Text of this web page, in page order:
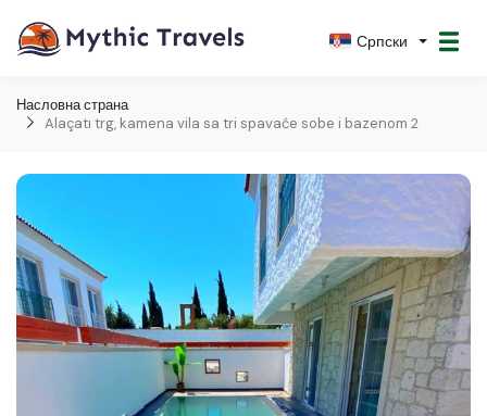
Српски
Насловна страна
Alaçatı trg, kamena vila sa tri spavaće sobe i bazenom 2